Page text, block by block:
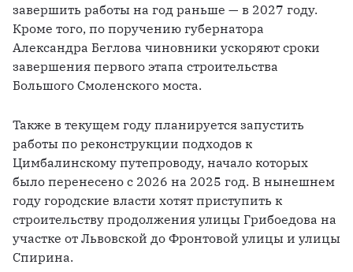
завершить работы на год раньше — в 2027 году.
Кроме того, по поручению губернатора
Александра Беглова чиновники ускоряют сроки
завершения первого этапа строительства
Большого Смоленского моста.
Также в текущем году планируется запустить
работы по реконструкции подходов к
Цимбалинскому путепроводу, начало которых
было перенесено с 2026 на 2025 год. В нынешнем
году городские власти хотят приступить к
строительству продолжения улицы Грибоедова на
участке от Львовской до Фронтовой улицы и улицы
Спирина.